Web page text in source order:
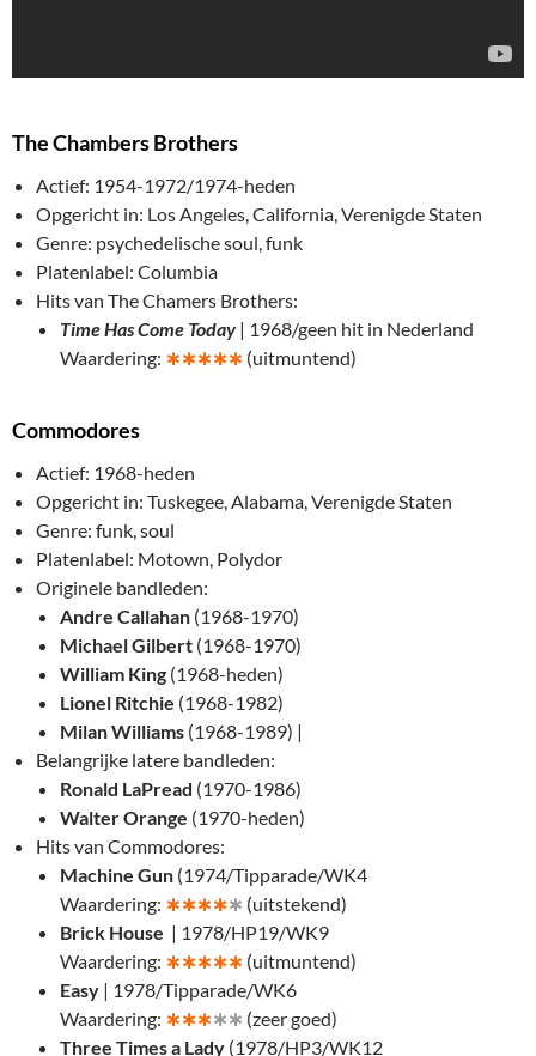
The Chambers Brothers
Actief: 1954-1972/1974-heden
Opgericht in: Los Angeles, California, Verenigde Staten
Genre: psychedelische soul, funk
Platenlabel: Columbia
Hits van The Chamers Brothers:
Time Has Come Today| 1968/geen hit in Nederland
Waardering: ∗∗∗∗∗ (uitmuntend)
Commodores
Actief: 1968-heden
Opgericht in: Tuskegee, Alabama, Verenigde Staten
Genre: funk, soul
Platenlabel: Motown, Polydor
Originele bandleden:
Andre Callahan (1968-1970)
Michael Gilbert (1968-1970)
William King (1968-heden)
Lionel Ritchie (1968-1982)
Milan Williams (1968-1989) |
Belangrijke latere bandleden:
Ronald LaPread (1970-1986)
Walter Orange (1970-heden)
Hits van Commodores:
Machine Gun (1974/Tipparade/WK4
Waardering: ∗∗∗∗∗ (uitstekend)
Brick House | 1978/HP19/WK9
Waardering: ∗∗∗∗∗ (uitmuntend)
Easy | 1978/Tipparade/WK6
Waardering: ∗∗∗∗∗ (zeer goed)
Three Times a Lady (1978/HP3/WK12